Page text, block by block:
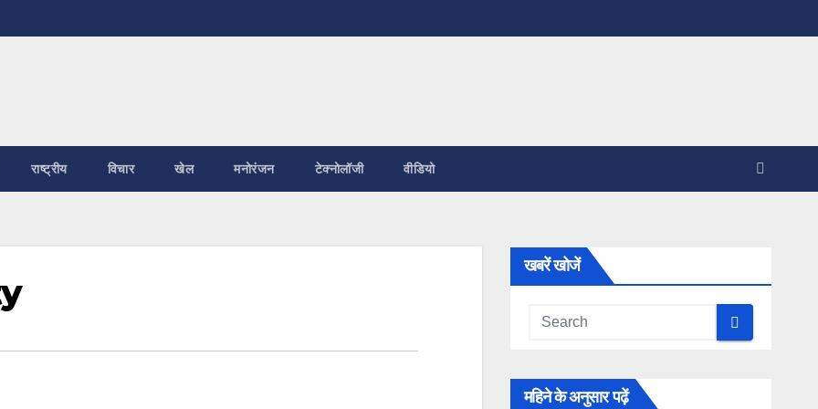
राष्ट्रीय विचार खेल मनोरंजन टेक्नोलॉजी वीडियो
खबरें खोजें
महिने के अनुसार पढ़ें